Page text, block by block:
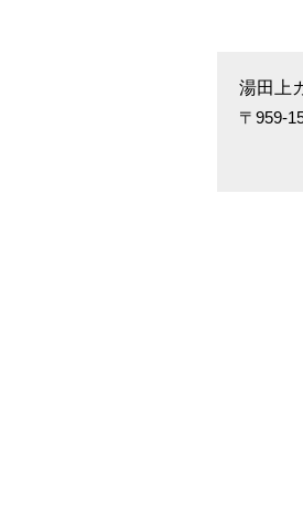
湯田上
〒959-